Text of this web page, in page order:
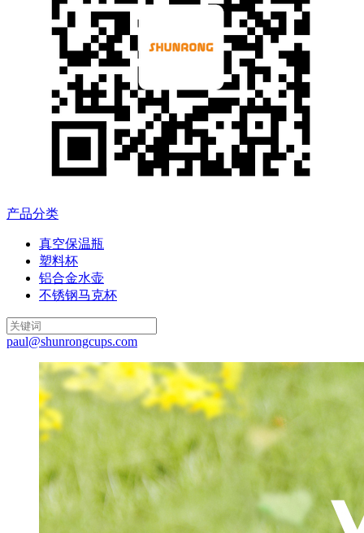
产品分类
真空保温瓶
塑料杯
铝合金水壶
不锈钢马克杯
paul@shunrongcups.com